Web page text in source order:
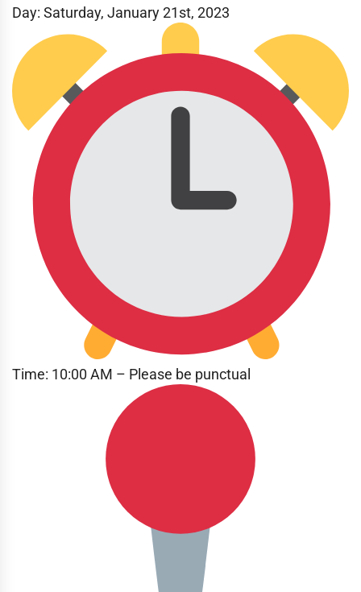
Day: Saturday, January 21st, 2023
Time: 10:00 AM – Please be punctual